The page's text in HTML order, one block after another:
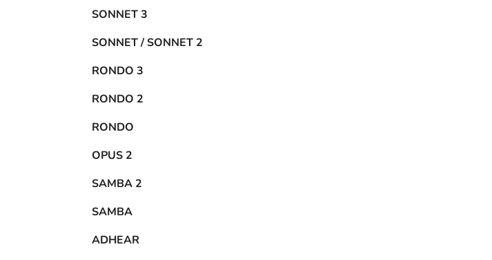
SONNET 3
SONNET / SONNET 2
RONDO 3
RONDO 2
RONDO
OPUS 2
SAMBA 2
SAMBA
ADHEAR